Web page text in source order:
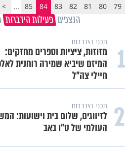
79
80
81
82
83
84
85
...
>
הנצפים פעילות הידברות
1 תכני הידברות
מזוזות, ציציות וספרים מחזקים:
המיזם שיביא שמירה רוחנית
חיילי צה"ל
2 תכני הידברות
לזיווגים, שלום בית וישועות:
העולמי של ט"ו באב